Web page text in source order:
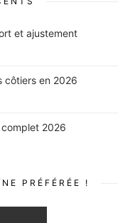
et ajustement
côtiers en 2026
2026
PRÉFÉRÉE !